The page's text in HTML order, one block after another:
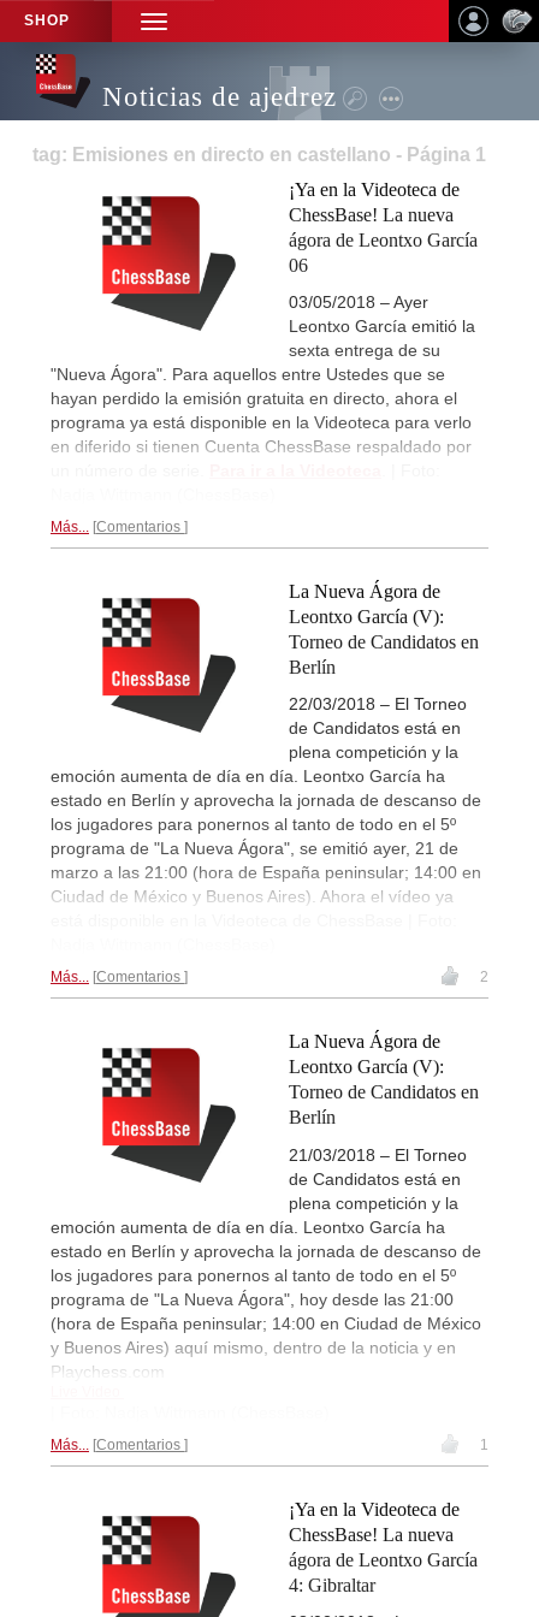
SHOP
TOGGLE
NAVIGATION
Noticias de ajedrez
tag: Emisiones en directo en castellano - Página 1
¡Ya en la Videoteca de
ChessBase! La nueva
ágora de Leontxo García
06
03/05/2018 – Ayer
Leontxo García emitió la
sexta entrega de su
"Nueva Ágora". Para aquellos entre Ustedes que se
hayan perdido la emisión gratuita en directo, ahora el
programa ya está disponible en la Videoteca para verlo
en diferido si tienen Cuenta ChessBase respaldado por
Más... Comentarios
La Nueva Ágora de
Leontxo García (V):
Torneo de Candidatos en
Berlín
22/03/2018 – El Torneo
de Candidatos está en
plena competición y la
emoción aumenta de día en día. Leontxo García ha
estado en Berlín y aprovecha la jornada de descanso de
los jugadores para ponernos al tanto de todo en el 5º
programa de "La Nueva Ágora", se emitió ayer, 21 de
marzo a las 21:00 (hora de España peninsular; 14:00 en
Ciudad de México y Buenos Aires). Ahora el vídeo ya
Más... Comentarios 2
La Nueva Ágora de
Leontxo García (V):
Torneo de Candidatos en
Berlín
21/03/2018 – El Torneo
de Candidatos está en
plena competición y la
emoción aumenta de día en día. Leontxo García ha
estado en Berlín y aprovecha la jornada de descanso de
los jugadores para ponernos al tanto de todo en el 5º
programa de "La Nueva Ágora", hoy desde las 21:00
(hora de España peninsular; 14:00 en Ciudad de México
y Buenos Aires) aquí mismo, dentro de la noticia y en
Playchess.com
Más... Comentarios 1
¡Ya en la Videoteca de
ChessBase! La nueva
ágora de Leontxo García
4: Gibraltar